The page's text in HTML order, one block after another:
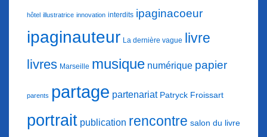
hôtel illustratrice innovation interdits ipaginacoeur
ipaginauteur La dernière vague livre
livres Marseille musique numérique papier
parents partage partenariat Patryck Froissart
portrait publication rencontre salon du livre